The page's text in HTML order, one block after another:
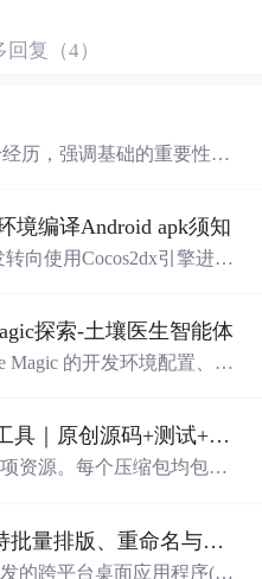
复（4）
历，强调基础的重要性，
境编译Android apk须知
向使用Cocos2dx引擎进行
探索-土壤医生智能体
Magic 的开发环境配置、智
长上下文工具状态丢失工具｜原创源码+测试+离线报告
资源。每个压缩包均包含
、功能清单、MIT License
直接运行，零第三方运行
发票PDF合并工具，支持批量排版、重命名与查重（源码附安装部署教程）
发的跨平台桌面应用程序(支